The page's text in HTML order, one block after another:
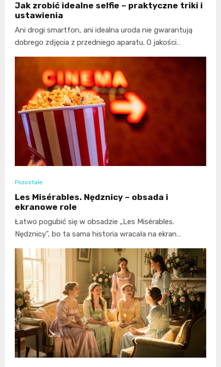
Jak zrobić idealne selfie – praktyczne triki i
ustawienia
Ani drogi smartfon, ani idealna uroda nie gwarantują
dobrego zdjęcia z przedniego aparatu. O jakości…
Pozostałe
Les Misérables. Nędznicy – obsada i
ekranowe role
Łatwo pogubić się w obsadzie „Les Misérables.
Nędznicy”, bo ta sama historia wracała na ekran…